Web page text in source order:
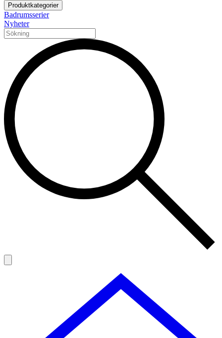
Produktkategorier
Badrumsserier
Nyheter